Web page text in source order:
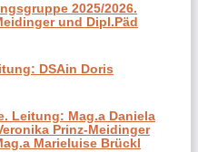
2025/2026.
und Dipl.Päd
DSAin Doris
Leitung: Mag.a Daniela
Prinz-Meidinger
Marieluise Brückl